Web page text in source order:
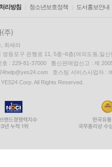
리방침 청소년보호정책 도서홍보안내
최세라
영등포구 은행로 11, 5층~6층(여의도동,일신
호 : 229-81-37000 통신판매업신고 : 제
호스팅 서비스사업자 :
Corp. All Rights Reserved.